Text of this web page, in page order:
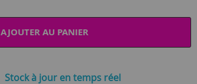
AJOUTER AU PANIER
Stock à jour en temps réel